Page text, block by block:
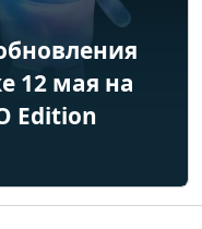
12 мая на
Edition